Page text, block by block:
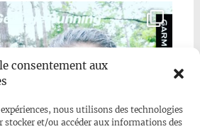
consentement aux
nous utilisons des technologies
stocker et/ou accéder aux informations des